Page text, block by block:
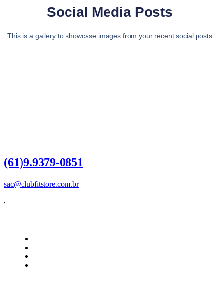
Social Media Posts
This is a gallery to showcase images from your recent social posts
(61)9.9379-0851
sac@clubfitstore.com.br
,